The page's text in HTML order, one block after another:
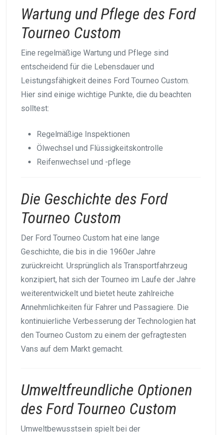
Wartung und Pflege des Ford
Tourneo Custom
Eine regelmäßige Wartung und Pflege sind
entscheidend für die Lebensdauer und
Leistungsfähigkeit deines Ford Tourneo Custom.
Hier sind einige wichtige Punkte, die du beachten
solltest:
Regelmäßige Inspektionen
Ölwechsel und Flüssigkeitskontrolle
Reifenwechsel und -pflege
Die Geschichte des Ford
Tourneo Custom
Der Ford Tourneo Custom hat eine lange
Geschichte, die bis in die 1960er Jahre
zurückreicht. Ursprünglich als Transportfahrzeug
konzipiert, hat sich der Tourneo im Laufe der Jahre
weiterentwickelt und bietet heute zahlreiche
Annehmlichkeiten für Fahrer und Passagiere. Die
kontinuierliche Verbesserung der Technologien hat
den Tourneo Custom zu einem der gefragtesten
Vans auf dem Markt gemacht.
Umweltfreundliche Optionen
des Ford Tourneo Custom
Umweltbewusstsein spielt bei der